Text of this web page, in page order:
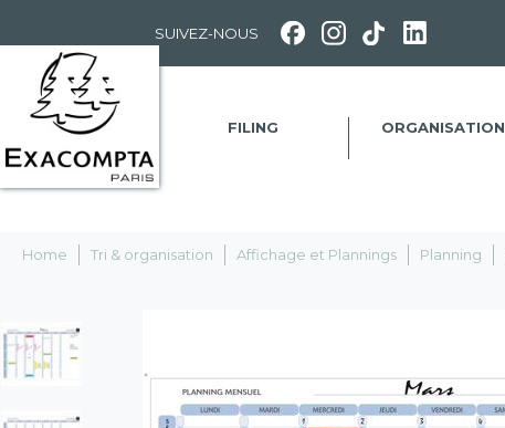
SUIVEZ-NOUS
FILING ORGANISATION
Home Tri & organisation Affichage et Plannings Planning